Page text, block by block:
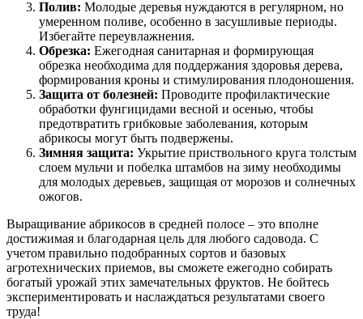
Полив: Молодые деревья нуждаются в регулярном, но
умеренном поливе, особенно в засушливые периоды.
Избегайте переувлажнения.
Обрезка: Ежегодная санитарная и формирующая
обрезка необходима для поддержания здоровья дерева,
формирования кроны и стимулирования плодоношения.
Защита от болезней: Проводите профилактические
обработки фунгицидами весной и осенью, чтобы
предотвратить грибковые заболевания, которым
абрикосы могут быть подвержены.
Зимняя защита: Укрытие приствольного круга толстым
слоем мульчи и побелка штамбов на зиму необходимы
для молодых деревьев, защищая от морозов и солнечных
ожогов.
Выращивание абрикосов в средней полосе – это вполне
достижимая и благодарная цель для любого садовода. С
учетом правильно подобранных сортов и базовых
агротехнических приемов, вы сможете ежегодно собирать
богатый урожай этих замечательных фруктов. Не бойтесь
экспериментировать и наслаждаться результатами своего
труда!